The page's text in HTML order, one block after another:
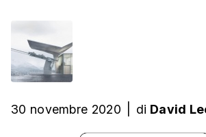
30 novembre 2020 di David